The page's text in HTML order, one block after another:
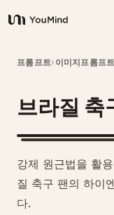
YouMind
개요
사용 사례
프롬프트
프롬프트› 이미지프롬프트
브라질 축
강제 원근법을 활
질 축구 팬의 하이
다.